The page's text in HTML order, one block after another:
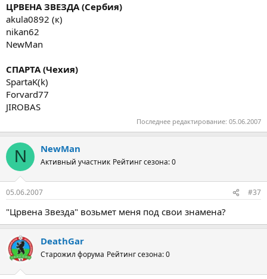
ЦРВЕНА ЗВЕЗДА (Сербия)
akula0892 (к)
nikan62
NewMan
СПАРТА (Чехия)
SpartaK(k)
Forvard77
JIROBAS
Последнее редактирование: 05.06.2007
N NewMan
Активный участник Рейтинг сезона: 0
05.06.2007 #37
"Црвена Звезда" возьмет меня под свои знамена?
DeathGar
Старожил форума Рейтинг сезона: 0